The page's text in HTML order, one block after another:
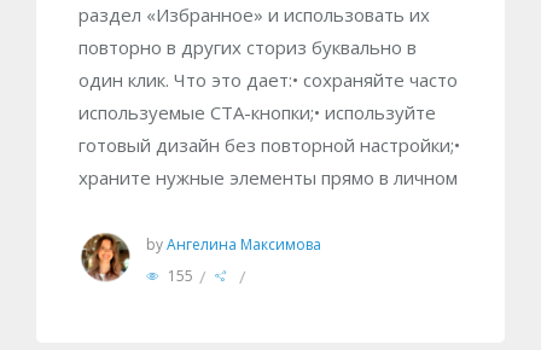
раздел «Избранное» и использовать их
повторно в других сториз буквально в
один клик. Что это дает:• сохраняйте часто
используемые CTA-кнопки;• используйте
готовый дизайн без повторной настройки;•
храните нужные элементы прямо в личном
byАнгелина Максимова
155 / /